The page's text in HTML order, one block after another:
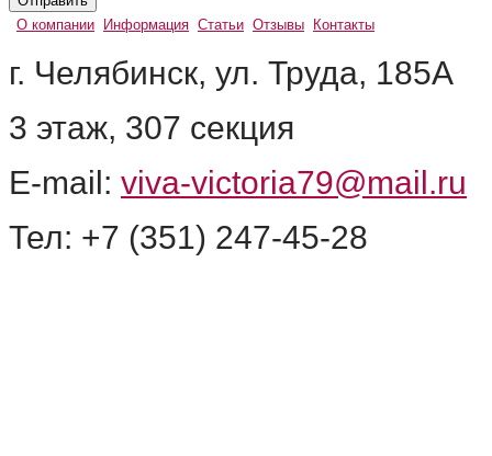
О компании Информация Статьи Отзывы Контакты
г. Челябинск, ул. Труда, 185А
3 этаж, 307 секция
E-mail: viva-victoria79@mail.ru
Тел: +7 (351) 247-45-28